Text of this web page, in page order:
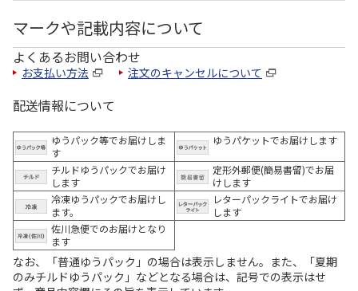
マークや記載内容について
よくあるお問い合わせ
お支払い方法 注文のキャンセルについて
配送情報について
ゆうパック等でお届けしま
す
ゆうパケットでお届けします
チルドゆうパックでお届け
します
定形外郵便(簡易書留)でお届
けします
冷凍ゆうパックでお届けし
ます。
レターパックライトでお届け
します
佐川急便でのお届けとなり
ます
なお、「普通ゆうパック」の場合は表示しません。また、「夏期
のみチルドゆうパック」などとなる場合は、記号での表示はせ